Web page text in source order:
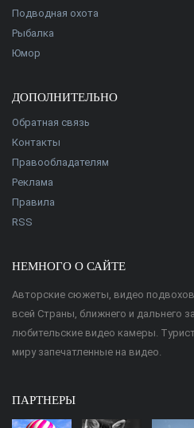
Подводная охота
Рыбалка
Юмор
ДОПОЛНИТЕЛЬНО
Обратная связь
Контакты
Правообладателям
Реклама
Правила
RSS
НЕМНОГО О САЙТЕ
Авторские сюжеты, видео
всей Страны, ближнего и дальнего
любительские видео камеры.
миру запечатленные на видео.
ПАРТНЕРЫ